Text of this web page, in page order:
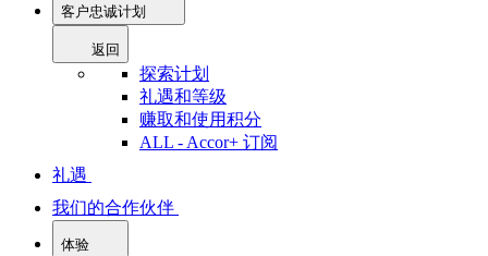
客户忠诚计划
返回
探索计划
礼遇和等级
赚取和使用积分
ALL - Accor+ 订阅
礼遇
我们的合作伙伴
体验